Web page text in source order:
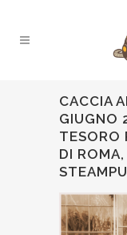
CACCIA
GIUGNO
TESORO
DI